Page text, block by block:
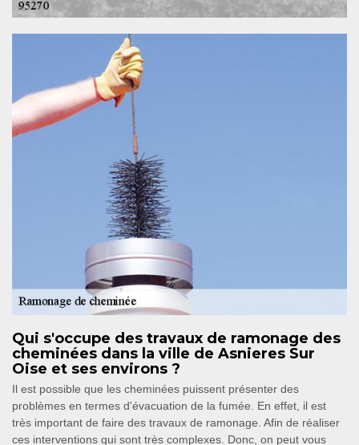
Qui s'occupe des travaux de ramonage des
cheminées dans la ville de Asnieres Sur
Oise et ses environs ?
Il est possible que les cheminées puissent présenter des
problèmes en termes d'évacuation de la fumée. En effet, il est
très important de faire des travaux de ramonage. Afin de réaliser
ces interventions qui sont très complexes. Donc, on peut vous